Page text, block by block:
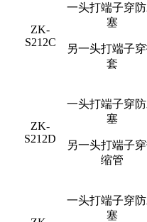
ZK-
S212C
一头打端子穿
塞
另一头打端子
套
ZK-
S212D
一头打端子穿
塞
另一头打端子
缩管
一头打端子穿
塞